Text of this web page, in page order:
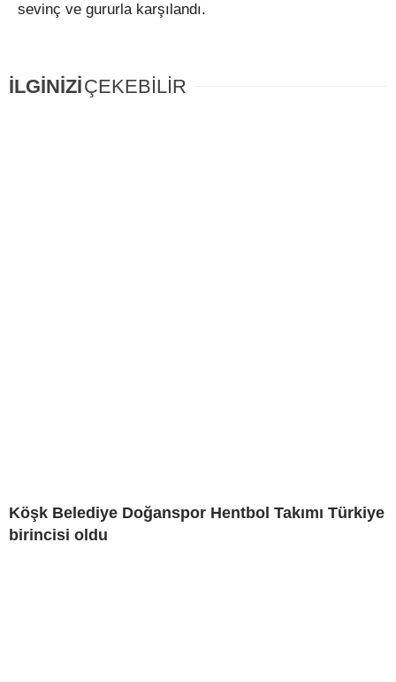
sevinç ve gururla karşılandı.
İLGİNİZİÇEKEBİLİR
Köşk Belediye Doğanspor Hentbol Takımı Türkiye
birincisi oldu